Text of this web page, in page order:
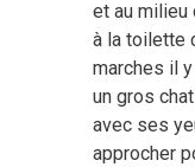
et au milieu
à la toilette
marches il
un gros
avec ses
approcher